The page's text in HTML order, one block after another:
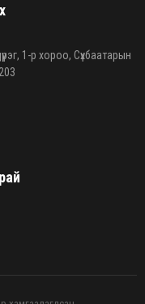
1-р хороо, Сүхбаатарын